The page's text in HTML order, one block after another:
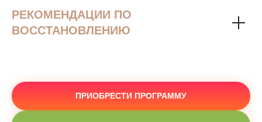
РЕКОМЕНДАЦИИ ПО
ВОССТАНОВЛЕНИЮ
ПРИОБРЕСТИ ПРОГРАММУ